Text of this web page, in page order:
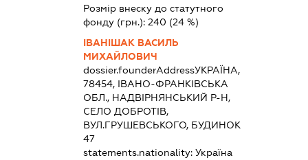
Розмір внеску до статутного
фонду (грн.): 240 (24 %)
ІВАНІШАК ВАСИЛЬ
МИХАЙЛОВИЧ
dossier.founderAddressУКРАЇНА,
78454, ІВАНО-ФРАНКІВСЬКА
ОБЛ., НАДВІРНЯНСЬКИЙ Р-Н,
СЕЛО ДОБРОТІВ,
ВУЛ.ГРУШЕВСЬКОГО, БУДИНОК
47
statements.nationality: Україна